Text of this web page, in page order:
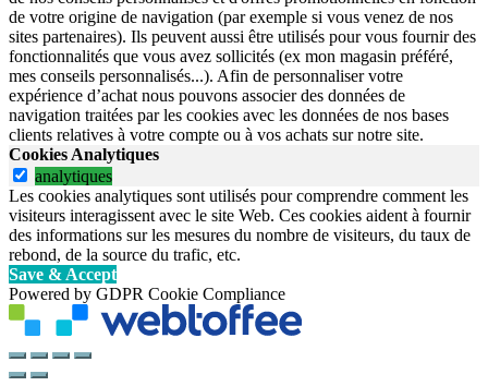
de votre origine de navigation (par exemple si vous venez de nos
sites partenaires). Ils peuvent aussi être utilisés pour vous fournir des
fonctionnalités que vous avez sollicités (ex mon magasin préféré,
mes conseils personnalisés...). Afin de personnaliser votre
expérience d’achat nous pouvons associer des données de
navigation traitées par les cookies avec les données de nos bases
clients relatives à votre compte ou à vos achats sur notre site.
Cookies Analytiques
analytiques
Les cookies analytiques sont utilisés pour comprendre comment les
visiteurs interagissent avec le site Web. Ces cookies aident à fournir
des informations sur les mesures du nombre de visiteurs, du taux de
rebond, de la source du trafic, etc.
Save & Accept
Powered by GDPR Cookie Compliance